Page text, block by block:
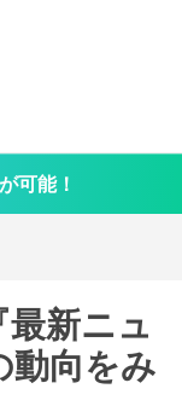
可能！
最新ニュ
動向をみ